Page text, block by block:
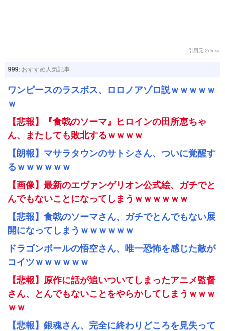
引用元:2ch.sc
999: おすすめ人気記事
ワンピースのラスボス、ロロノアゾロ説ｗｗｗｗｗ
ｗ
【悲報】『食戟のソーマ』ヒロインの田所恵ちゃ
ん、またしても敗北するｗｗｗｗ
【朗報】マサラタウンのサトシさん、ついに覚醒す
るｗｗｗｗｗｗ
【画像】最新のエヴァンゲリオン公式絵、ガチでと
んでもないことになってしまうｗｗｗｗｗｗ
【悲報】食戟のソーマさん、ガチでとんでもない展
開になってしまうｗｗｗｗｗｗ
ドラゴンボールの悟空さん、唯一恐怖を感じた敵が
コイツｗｗｗｗｗｗ
【悲報】原作に話が追いついてしまったアニメ監督
さん、とんでもないことをやらかしてしまうｗｗｗ
ｗｗ
【悲報】銀魂さん、完全に終わりどころを見失って